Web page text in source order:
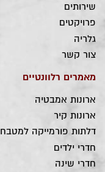
שירותים
פרויקטים
גלריה
צור קשר
מאמרים רלוונטיים
ארונות אמבטיה
ארונות קיר
דלתות פורמייקה למטבח
חדרי ילדים
חדרי שינה